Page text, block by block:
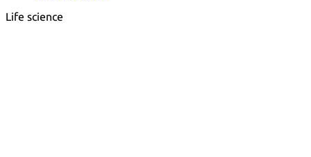
Life science